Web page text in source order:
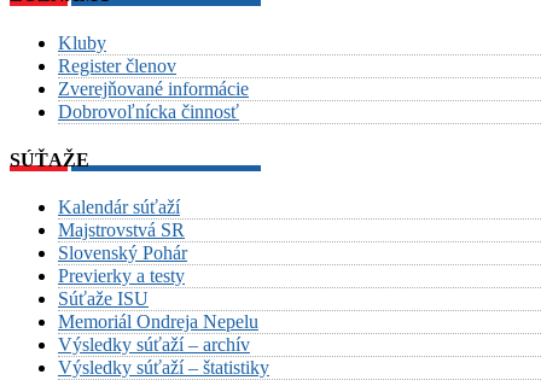
Kluby
Register členov
Zverejňované informácie
Dobrovoľnícka činnosť
SÚŤAŽE
Kalendár súťaží
Majstrovstvá SR
Slovenský Pohár
Previerky a testy
Súťaže ISU
Memoriál Ondreja Nepelu
Výsledky súťaží – archív
Výsledky súťaží – štatistiky